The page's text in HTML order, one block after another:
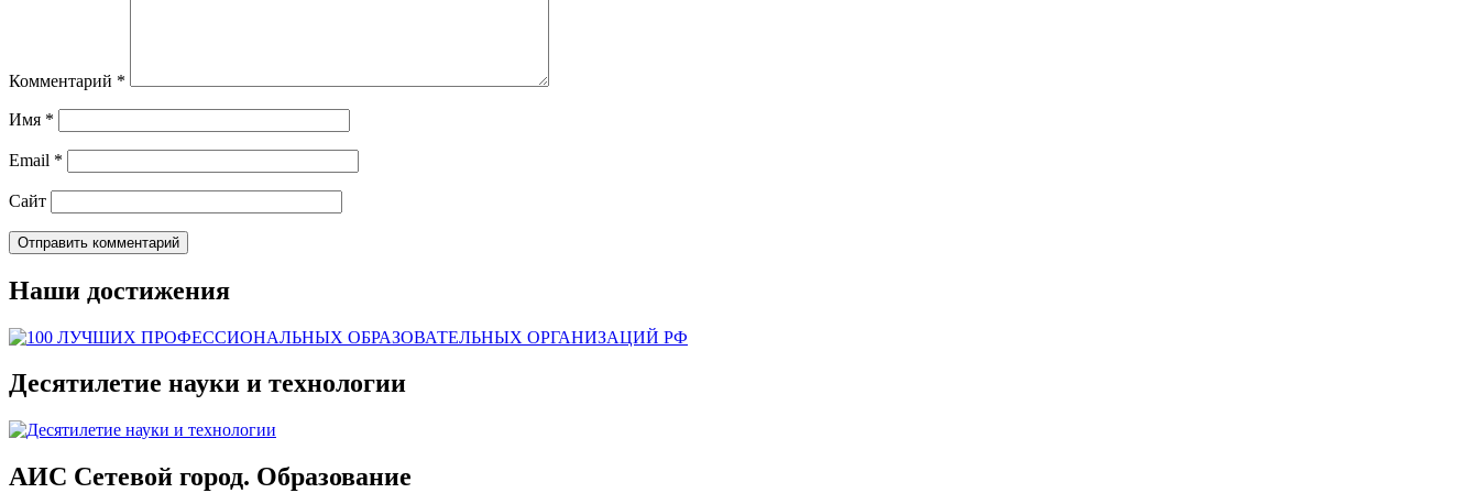
Комментарий *
Имя *
Email *
Сайт
Наши достижения
Десятилетие науки и технологии
АИС Сетевой город. Образование